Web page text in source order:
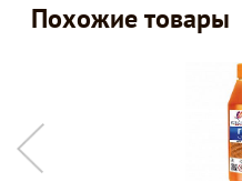
Похожие товары